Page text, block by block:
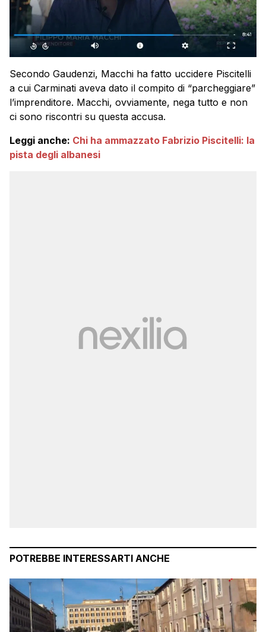
Secondo Gaudenzi, Macchi ha fatto uccidere Piscitelli
a cui Carminati aveva dato il compito di “parcheggiare”
l’imprenditore. Macchi, ovviamente, nega tutto e non
ci sono riscontri su questa accusa.
Leggi anche: Chi ha ammazzato Fabrizio Piscitelli: la
pista degli albanesi
POTREBBE INTERESSARTI ANCHE